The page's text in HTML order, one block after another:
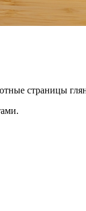
страницы